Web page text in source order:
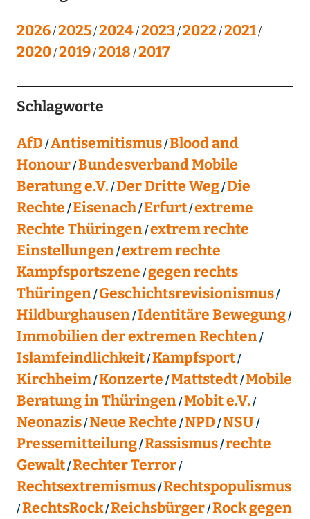
2026 2025 2024 2023 2022 2021
2020 2019 2018 2017
Schlagworte
AfD Antisemitismus Blood and
Honour Bundesverband Mobile
Beratung e.V. Der Dritte Weg Die
Rechte Eisenach Erfurt extreme
Rechte Thüringen extrem rechte
Einstellungen extrem rechte
Kampfsportszene gegen rechts
Thüringen Geschichtsrevisionismus
Hildburghausen Identitäre Bewegung
Immobilien der extremen Rechten
Islamfeindlichkeit Kampfsport
Kirchheim Konzerte Mattstedt Mobile
Beratung in Thüringen Mobit e.V.
Neonazis Neue Rechte NPD NSU
Pressemitteilung Rassismus rechte
Gewalt Rechter Terror
Rechtsextremismus Rechtspopulismus
RechtsRock Reichsbürger Rock gegen